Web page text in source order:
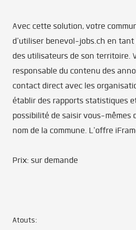
Avec cette solution, votre
d'utiliser benevol-jobs.ch en
des utilisateurs de son territoire.
responsable du contenu des
contact direct avec les
établir des rapports statistiques
possibilité de saisir vous-mêmes
nom de la commune. L'offre
Prix: sur demande
Atouts: